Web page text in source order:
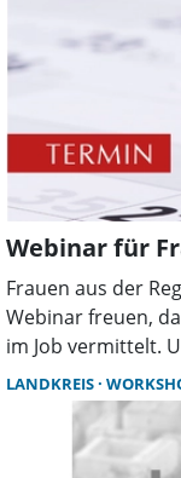
Dialogwerk die
Webinar für
Frauen aus der
Webinar freuen,
im Job vermittelt.
trotz toxischer
wie Choleriker-
schlechte
ohne Kündigung
LANDKREIS